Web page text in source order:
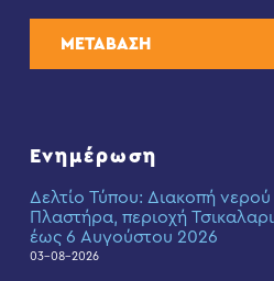
ΜΕΤΑΒΑΣΗ
Ενημέρωση
Δελτίο Τύπου: Διακοπή
Πλαστήρα, περιοχή
έως 6 Αυγούστου 2026
03-08-2026